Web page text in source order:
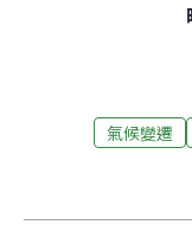
氣候變遷